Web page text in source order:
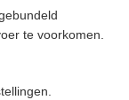
te voorkomen.